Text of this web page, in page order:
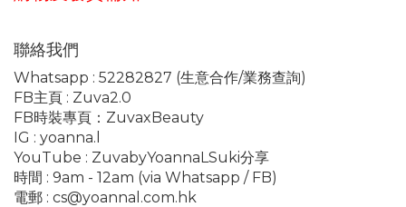
聯絡我們
Whatsapp : 52282827 (生意合作/業務查詢)
FB主頁 : Zuva2.0
FB時裝專頁： ZuvaxBeauty
IG : yoanna.l
YouTube : ZuvabyYoannaLSuki分享
時間 : 9am - 12am (via Whatsapp / FB)
電郵 : cs@yoannal.com.hk